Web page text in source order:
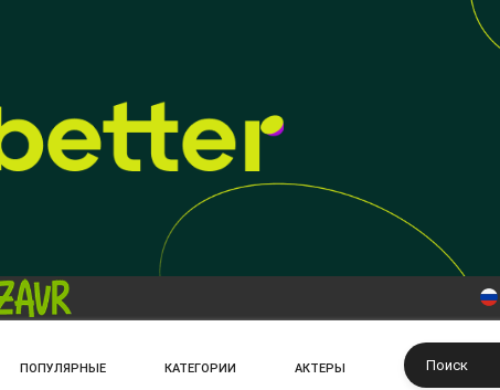
ПОПУЛЯРНЫЕ КАТЕГОРИИ АКТЕРЫ